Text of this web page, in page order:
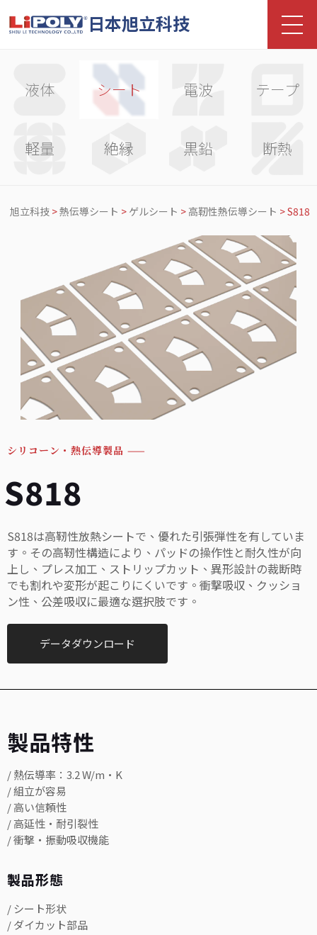
日本旭立科技
液体 シート 電波 テープ
軽量 絶縁 黒鉛 断熱
旭立科技 >熱伝導シート > ゲルシート > 高靭性熱伝導シート >S818
シリコーン・熱伝導製品 ——
S818
S818は高靭性放熱シートで、優れた引張弾性を有していま
す。その高靭性構造により、パッドの操作性と耐久性が向
上し、プレス加工、ストリップカット、異形設計の裁断時
でも割れや変形が起こりにくいです。衝撃吸収、クッショ
ン性、公差吸収に最適な選択肢です。
データダウンロード
製品特性
/ 熱伝導率：3.2 W/m·K
/ 組立が容易
/ 高い信頼性
/ 高延性・耐引裂性
/ 衝撃・振動吸収機能
製品形態
/ シート形状
/ ダイカット部品